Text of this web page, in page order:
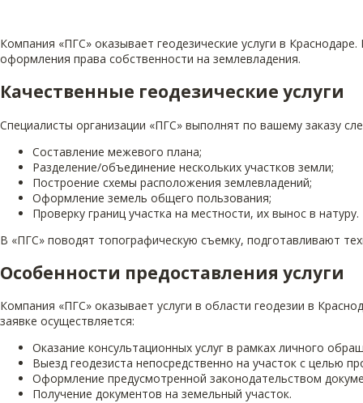
Компания «ПГС» оказывает геодезические услуги в
оформления права собственности на землевладения.
Качественные геодезические услуги
Специалисты организации «ПГС» выполнят по вашему заказу
Составление межевого плана;
Разделение/объединение нескольких участков земли;
Построение схемы расположения землевладений;
Оформление земель общего пользования;
Проверку границ участка на местности, их вынос в натуру.
В «ПГС» поводят топографическую съемку, подготавливают
Особенности предоставления услуги
Компания «ПГС» оказывает услуги в области геодезии в
заявке осуществляется:
Оказание консультационных услуг в рамках личного
Выезд геодезиста непосредственно на участок с целью
Оформление предусмотренной законодательством
Получение документов на земельный участок.